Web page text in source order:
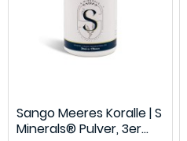
Sango Meeres Koralle | S
Minerals® Pulver, 3er...